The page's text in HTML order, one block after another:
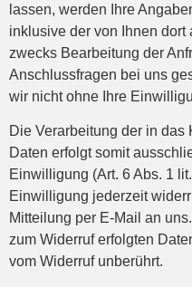
lassen, werden Ihre
inklusive der von Ihnen
zwecks Bearbeitung der
Anschlussfragen bei uns
wir nicht ohne Ihre
Die Verarbeitung der in
Daten erfolgt somit
Einwilligung (Art. 6 Abs. 1
Einwilligung jederzeit
Mitteilung per E-Mail an
zum Widerruf erfolgten
vom Widerruf unberührt.